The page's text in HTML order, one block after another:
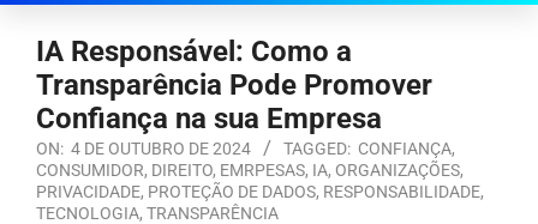
IA Responsável: Como a
Transparência Pode Promover
Confiança na sua Empresa
ON: 4 DE OUTUBRO DE 2024 TAGGED: CONFIANÇA,
CONSUMIDOR, DIREITO, EMRPESAS, IA, ORGANIZAÇÕES,
PRIVACIDADE, PROTEÇÃO DE DADOS, RESPONSABILIDADE,
TECNOLOGIA, TRANSPARÊNCIA